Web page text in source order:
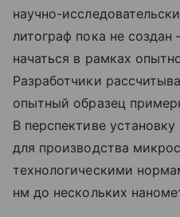
научно-
литограф пока не
начаться в рамках
Разработчики
опытный образец
В перспективе
для производства
технологическими
нм до нескольких